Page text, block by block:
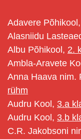
Adavere Põhikool,
Alasniidu
Albu Põhikool, 2.
Ambla-Aravete
Anna Haava nim.
rühm
Audru Kool, 3.a
Audru Kool, 3.b
C.R. Jakobsoni